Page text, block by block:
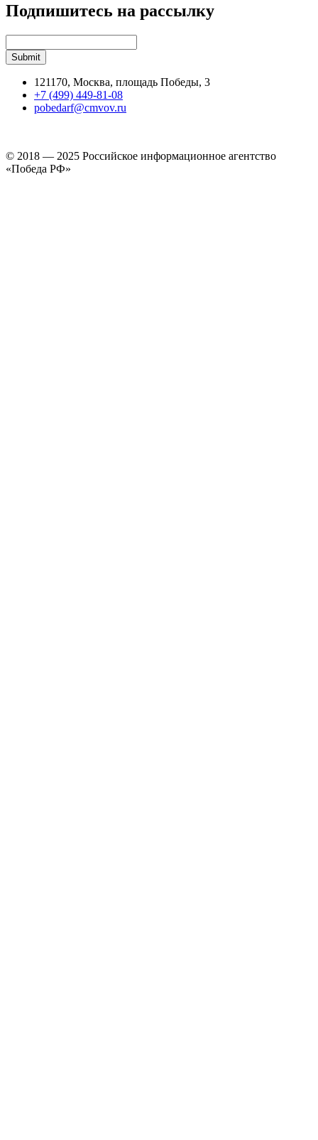
Подпишитесь на рассылку
121170, Москва, площадь Победы, 3
+7 (499) 449-81-08
pobedarf@cmvov.ru
© 2018 — 2025 Российское информационное агентство
«Победа РФ»